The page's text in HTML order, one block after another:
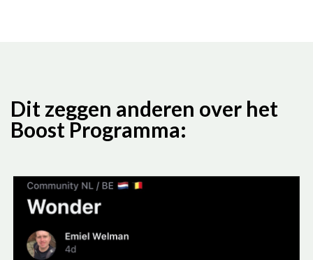
Dit zeggen anderen over het
Boost Programma: